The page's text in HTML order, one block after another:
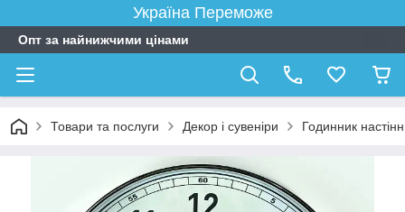
Україна Переможе
Опт за найнижчими цінами
Товари та послуги Декор і сувеніри Годинник